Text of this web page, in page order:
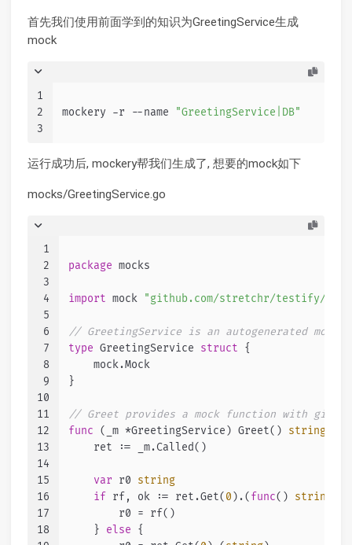
首先我们使用前面学到的知识为GreetingService生成
mock
1
2
3
mockery -r --name "GreetingService|DB"
运行成功后, mockery帮我们生成了, 想要的mock如下
mocks/GreetingService.go
1
2
3
4
5
6
7
8
9
10
11
12
13
14
15
16
17
18
package mocks
import mock "github.com/stretchr/testify/
// GreetingService is an autogenerated mock
type GreetingService struct {
    mock.Mock
}
// Greet provides a mock function with
func
(_m *GreetingService) Greet() string
    ret := _m.Called()
var r0 string
if rf, ok := ret.Get( 0 ).( func() string
        r0 = rf()
    }
else {